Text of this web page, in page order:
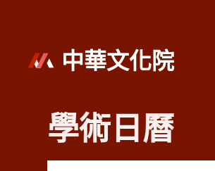
中華文化院
學術日曆